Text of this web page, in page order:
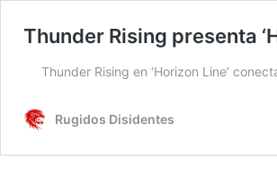
Thunder Rising presenta
Thunder Rising en ‘Horizon Line’
Rugidos Disidentes